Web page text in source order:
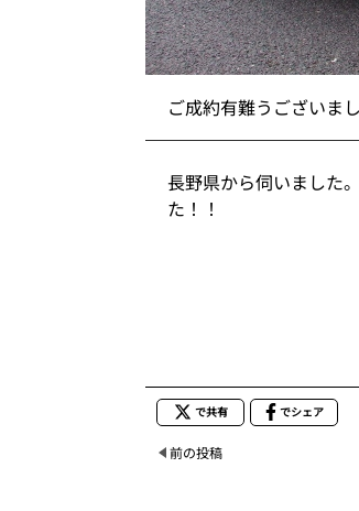
ご成約有難うございまし
長野県から伺いました
た！！
で共有 でシェア
前の投稿